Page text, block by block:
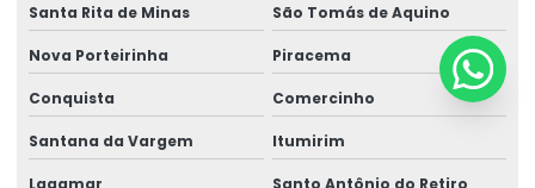
Santa Rita de Minas São Tomás de Aquino
Nova Porteirinha Piracema
Conquista Comercinho
Santana da Vargem Itumirim
Lagamar Santo Antônio do Retiro